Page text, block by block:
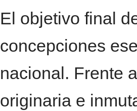
El objetivo final
concepciones
nacional. Frente
originaria e